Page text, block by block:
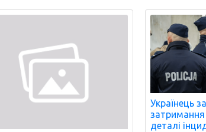
Українець
затримання
деталі